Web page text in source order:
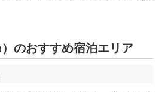
のおすすめ宿泊エリア